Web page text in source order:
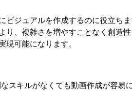
ビジュアルを作成するのに役立ち
り、複雑さを増やすことなく創造
現可能になります。
スキルがなくても動画作成が容易